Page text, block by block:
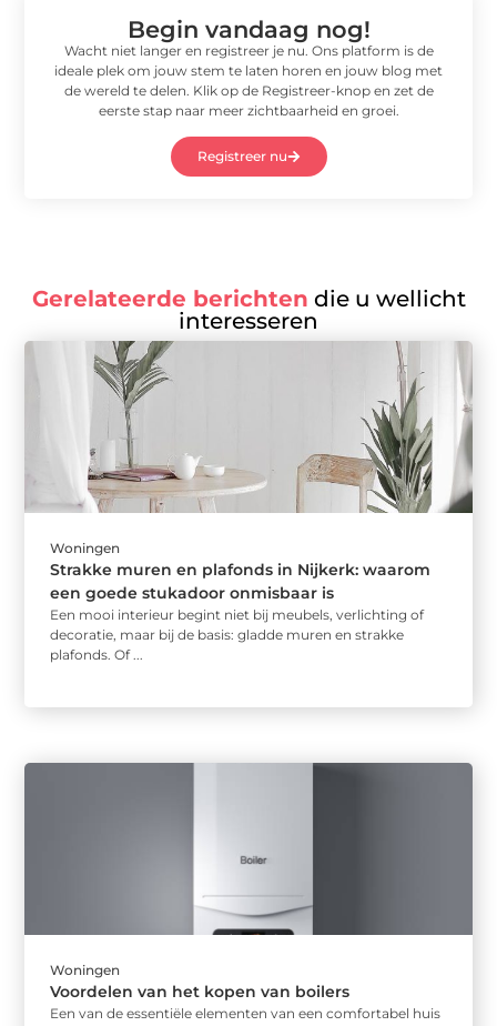
Begin vandaag nog!
Wacht niet langer en registreer je nu. Ons platform is de
ideale plek om jouw stem te laten horen en jouw blog met
de wereld te delen. Klik op de Registreer-knop en zet de
eerste stap naar meer zichtbaarheid en groei.
Registreer nu
Gerelateerde berichten die u wellicht
interesseren
Woningen
Strakke muren en plafonds in Nijkerk: waarom
een goede stukadoor onmisbaar is
Een mooi interieur begint niet bij meubels, verlichting of
decoratie, maar bij de basis: gladde muren en strakke
plafonds. Of ...
Woningen
Voordelen van het kopen van boilers
Een van de essentiële elementen van een comfortabel huis